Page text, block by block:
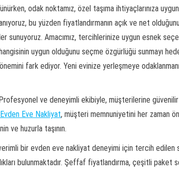
odak noktamız, özel taşıma ihtiyaçlarınıza
bu yüzden fiyatlandırmanın açık ve net
Amacımız, tercihlerinize uygun esnek
uygun olduğunu seçme özgürlüğü sunmayı
fark ediyor. Yeni evinize yerleşmeye
ve deneyimli ekibiyle, müşterilerine
Eve Nakliyat, müşteri memnuniyetini her zaman
ve huzurla taşının.
bir evden eve nakliyat deneyimi için tercih
bulunmaktadır. Şeffaf fiyatlandırma, çeşitli